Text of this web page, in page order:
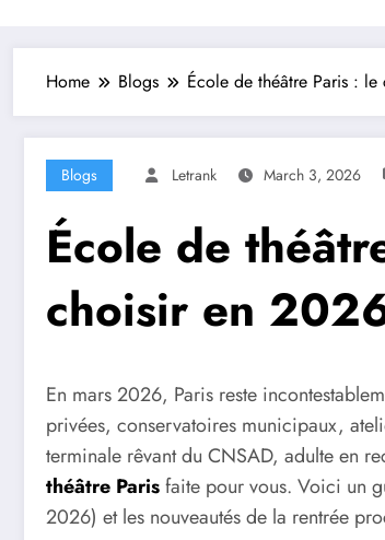
Home Blogs École de théâtre Paris :
Blogs Letrank March 3, 2026
École de
choisir en
En mars 2026, Paris reste
privées, conservatoires municipaux,
terminale rêvant du CNSAD, adulte en
théâtre Parisfaite pour vous. Voici un
2026) et les nouveautés de la rentrée